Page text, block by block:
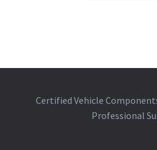
Certified Vehicle
Professional